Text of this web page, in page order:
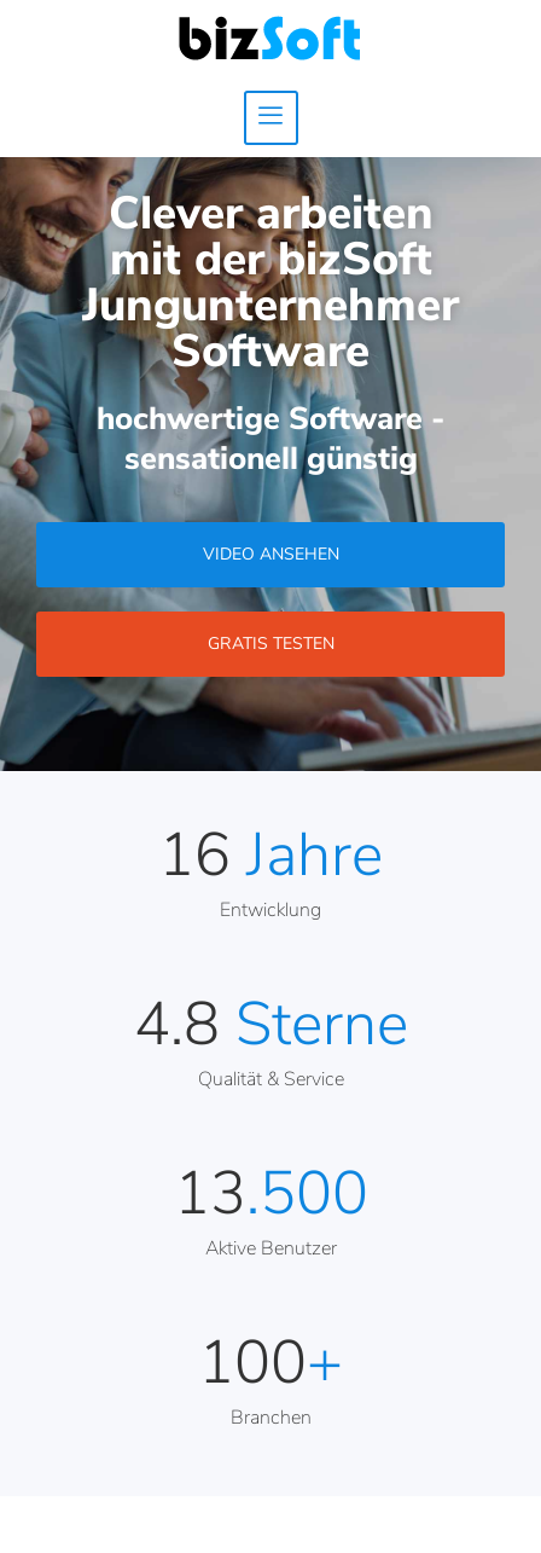
Clever arbeiten
mit der bizSoft
Jungunternehmer
Software
hochwertige Software -
sensationell günstig
VIDEO ANSEHEN
GRATIS TESTEN
16 Jahre
Entwicklung
4.8 Sterne
Qualität & Service
13.500
Aktive Benutzer
100+
Branchen